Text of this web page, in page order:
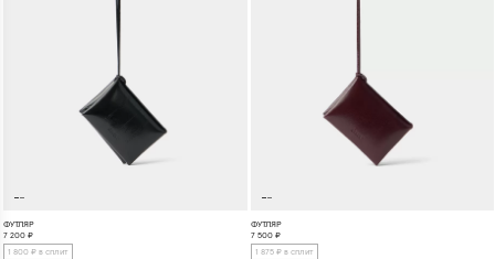
ФУТЛЯР
7 200 ₽
1 800 ₽ в сплит
ФУТЛЯР
7 500₽
1 875 ₽ в сплит